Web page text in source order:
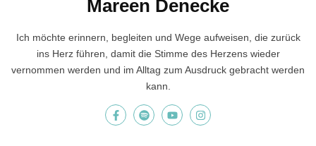
Mareen Denecke
Ich möchte erinnern, begleiten und Wege aufweisen, die zurück
ins Herz führen, damit die Stimme des Herzens wieder
vernommen werden und im Alltag zum Ausdruck gebracht werden
kann.